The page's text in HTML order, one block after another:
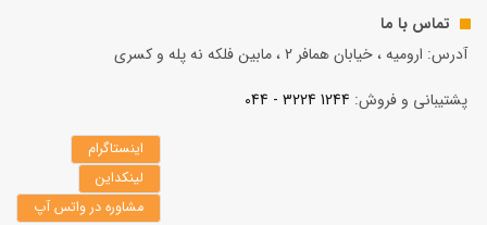
تماس با ما
آدرس: ارومیه ، خیابان همافر 2 ، مابين فلكه نه پله و کسری
پشتیبانی و فروش: 1244 3224 - 044
اینستاگرام
لینکداین
مشاوره در واتس آپ